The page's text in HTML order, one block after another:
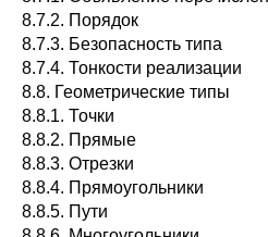
8.7.2. Порядок
8.7.3. Безопасность типа
8.7.4. Тонкости реализации
8.8. Геометрические типы
8.8.1. Точки
8.8.2. Прямые
8.8.3. Отрезки
8.8.4. Прямоугольники
8.8.5. Пути